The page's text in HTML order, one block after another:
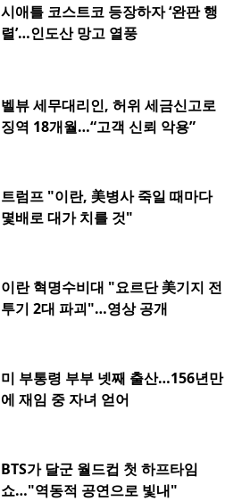
시애틀 코스트코 등장하자 ‘완판 행
렬’…인도산 망고 열풍
벨뷰 세무대리인, 허위 세금신고로
징역 18개월…“고객 신뢰 악용”
트럼프 "이란, 美병사 죽일 때마다
몇배로 대가 치를 것"
이란 혁명수비대 "요르단 美기지 전
투기 2대 파괴"…영상 공개
미 부통령 부부 넷째 출산…156년만
에 재임 중 자녀 얻어
BTS가 달군 월드컵 첫 하프타임
쇼…"역동적 공연으로 빛내"